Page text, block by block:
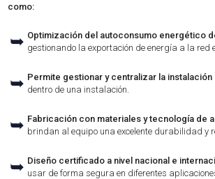
como:
➥ Optimización del autoconsumo energético
gestionando la exportación de energía a la red
➥ Permite gestionar y centralizar la instalación
dentro de una instalación.
➥ Fabricación con materiales y tecnología de
brindan al equipo una excelente durabilidad y
➥ Diseño certificado a nivel nacional e
usar de forma segura en diferentes